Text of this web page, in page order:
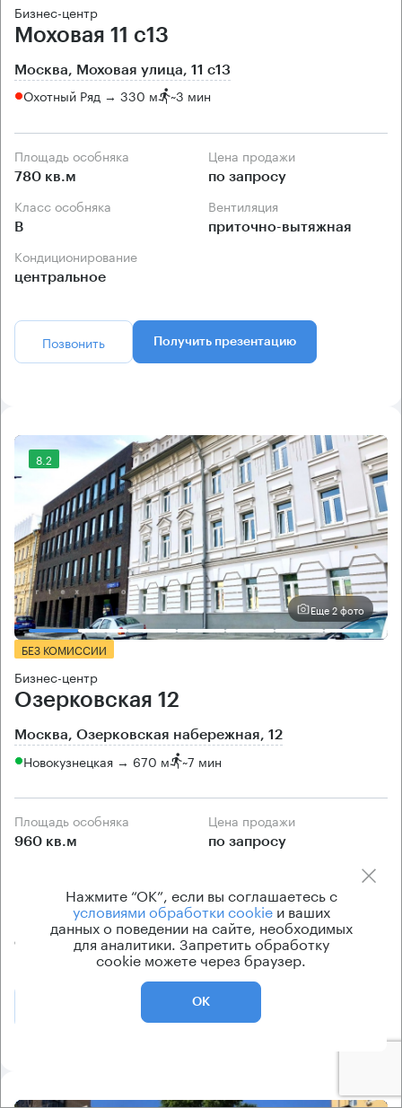
Бизнес-центр
Моховая 11 с13
Москва, Моховая улица, 11 с13
Охотный Ряд → 330 м ~3 мин
Площадь особняка
780 кв.м
Цена продажи
по запросу
Класс особняка
B
Вентиляция
приточно-вытяжная
Кондиционирование
центральное
Позвонить Получить презентацию
8.2
Еще 2 фото
БЕЗ КОМИССИИ
Бизнес-центр
Озерковская 12
Москва, Озерковская набережная, 12
Новокузнецкая → 670 м ~7 мин
Площадь особняка
960 кв.м
Цена продажи
по запросу
приточно-вытяжная
Кондиционирование
сплит-системы
Получить презентацию
Нажмите “ОК”, если вы соглашаетесь с
условиями обработки cookieи ваших
данных о поведении на сайте, необходимых
для аналитики. Запретить обработку
cookie можете через браузер.
ОК